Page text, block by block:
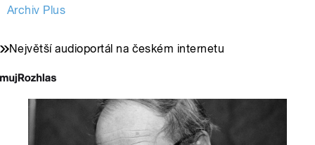
Archiv Plus
Největší audioportál na českém internetu